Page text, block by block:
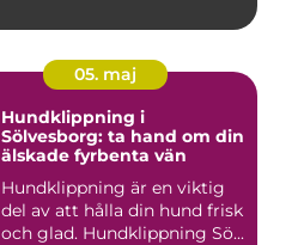
05. maj
Hundklippning i
Sölvesborg: ta hand om din
älskade fyrbenta vän
Hundklippning är en viktig
del av att hålla din hund frisk
och glad. Hundklippning Sö...